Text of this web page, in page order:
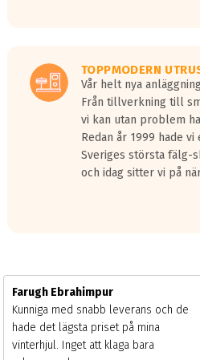
TOPPMODERN
Vår helt nya
Från tillverkning till
vi kan utan problem
Redan år 1999 hade
Sveriges största fälg-
och idag sitter vi på
Farugh Ebrahimpur
Kunniga med snabb leverans och de
hade det lägsta priset på mina
vinterhjul. Inget att klaga bara